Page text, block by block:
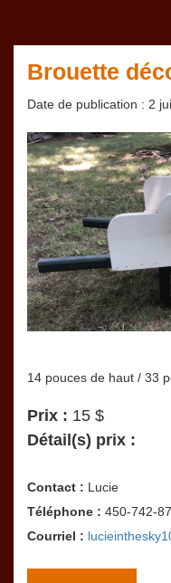
Brouette
Date de publication : 2
14 pouces de haut / 33
Prix : 15 $
Détail(s) prix :
Contact : Lucie
Téléphone : 450-742-
Courriel :